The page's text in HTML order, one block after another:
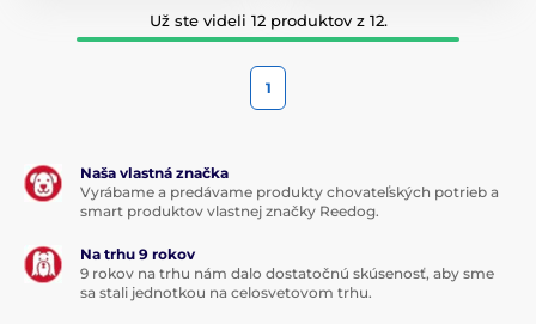
Už ste videli 12 produktov z 12.
1
Naša vlastná značka
Vyrábame a predávame produkty chovateľských potrieb a
smart produktov vlastnej značky Reedog.
Na trhu 9 rokov
9 rokov na trhu nám dalo dostatočnú skúsenosť, aby sme
sa stali jednotkou na celosvetovom trhu.